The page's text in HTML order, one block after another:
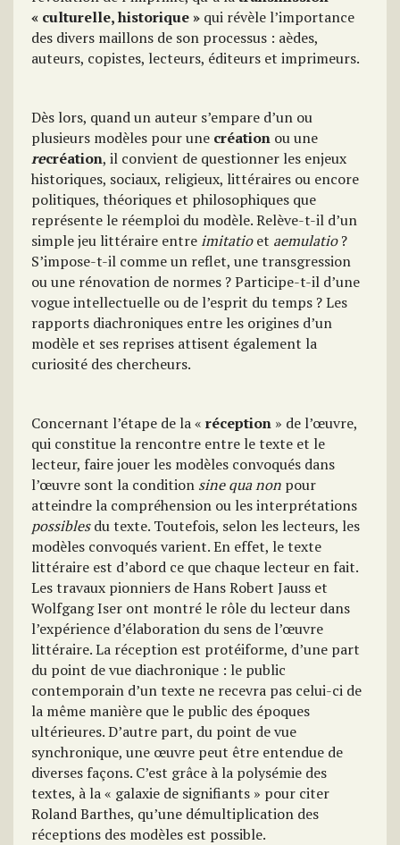
« culturelle, historique » qui révèle l’importance
des divers maillons de son processus : aèdes,
auteurs, copistes, lecteurs, éditeurs et imprimeurs.
Dès lors, quand un auteur s’empare d’un ou
plusieurs modèles pour une création ou une
recréation, il convient de questionner les enjeux
historiques, sociaux, religieux, littéraires ou encore
politiques, théoriques et philosophiques que
représente le réemploi du modèle. Relève-t-il d’un
simple jeu littéraire entreimitatioet aemulatio?
S’impose-t-il comme un reflet, une transgression
ou une rénovation de normes ? Participe-t-il d’une
vogue intellectuelle ou de l’esprit du temps ? Les
rapports diachroniques entre les origines d’un
modèle et ses reprises attisent également la
curiosité des chercheurs.
Concernant l’étape de la « réception » de l’œuvre,
qui constitue la rencontre entre le texte et le
lecteur, faire jouer les modèles convoqués dans
l’œuvre sont la condition sine qua non pour
atteindre la compréhension ou les interprétations
possiblesdu texte. Toutefois, selon les lecteurs, les
modèles convoqués varient. En effet, le texte
littéraire est d’abord ce que chaque lecteur en fait.
Les travaux pionniers de Hans Robert Jauss et
Wolfgang Iser ont montré le rôle du lecteur dans
l’expérience d’élaboration du sens de l’œuvre
littéraire. La réception est protéiforme, d’une part
du point de vue diachronique : le public
contemporain d’un texte ne recevra pas celui-ci de
la même manière que le public des époques
ultérieures. D’autre part, du point de vue
synchronique, une œuvre peut être entendue de
diverses façons. C’est grâce à la polysémie des
textes, à la « galaxie de signifiants » pour citer
Roland Barthes, qu’une démultiplication des
réceptions des modèles est possible.